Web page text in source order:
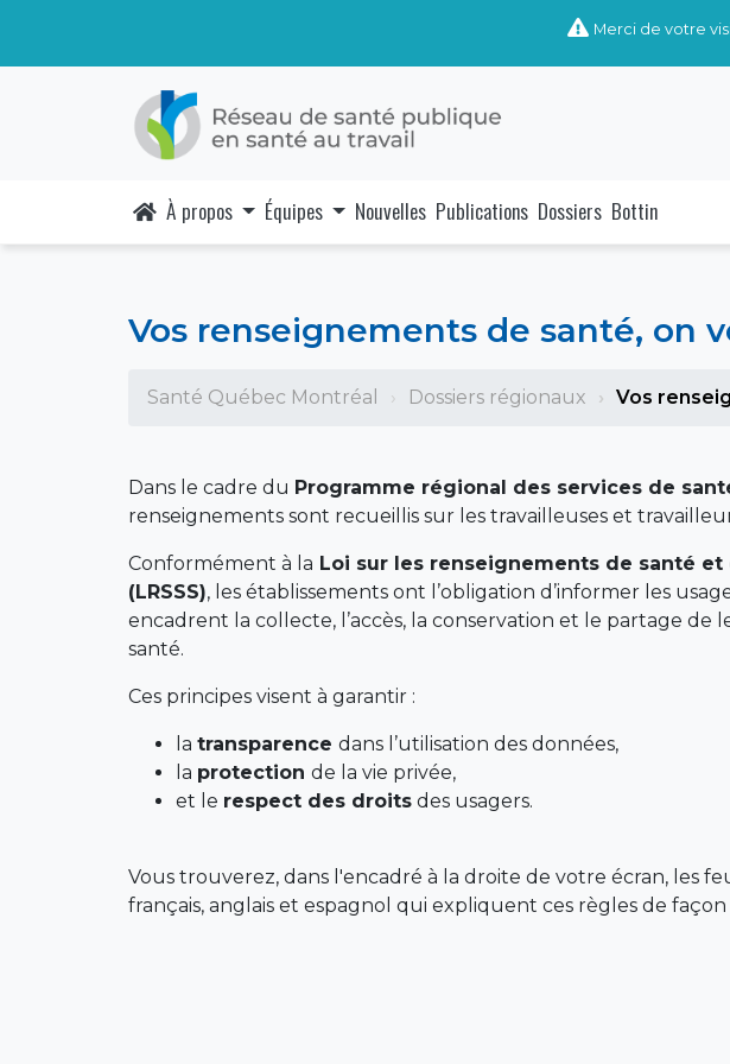
Merci de votre
À propos Équipes Nouvelles Publications Dossiers Bottin
Vos renseignements de santé, on
Santé Québec Montréal Dossiers régionaux Vos
Dans le cadre du Programme régional des services de
renseignements sont recueillis sur les travailleuses et
Conformément à la Loi sur les renseignements de santé et
(LRSSS), les établissements ont l’obligation d’informer les
encadrent la collecte, l’accès, la conservation et le partage de
santé.
Ces principes visent à garantir :
la transparence dans l’utilisation des données,
la protection de la vie privée,
et le respect des droitsdes usagers.
Vous trouverez, dans l'encadré à la droite de votre écran, les
français, anglais et espagnol qui expliquent ces règles de façon